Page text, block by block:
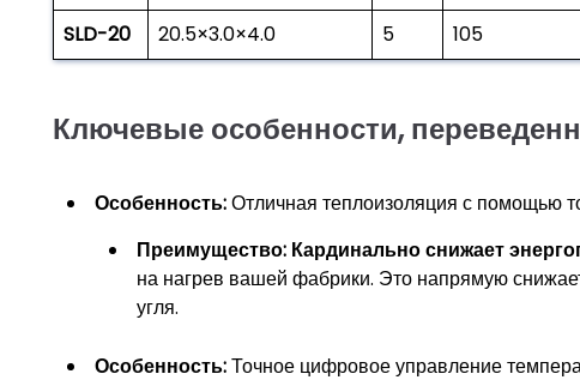
SLD-20
20.5×3.0×4.0 5 105
Ключевые особенности,
Особенность:Отличная теплоизоляция с помощью
Преимущество: Кардинально снижает
на нагрев вашей фабрики. Это напрямую
угля.
Особенность:Точное цифровое управление